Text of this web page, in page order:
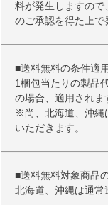
料が発生しますの
のご承認を得た上で
■送料無料の条件適用
1梱包当たりの製品
の場合、適用されま
※尚、北海道、沖縄
いただきます。
■送料無料対象商品
北海道、沖縄は通常